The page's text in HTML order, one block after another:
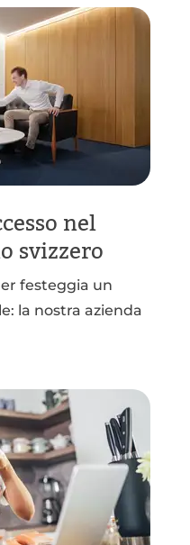
nel
svizzero
festeggia un
la nostra azienda